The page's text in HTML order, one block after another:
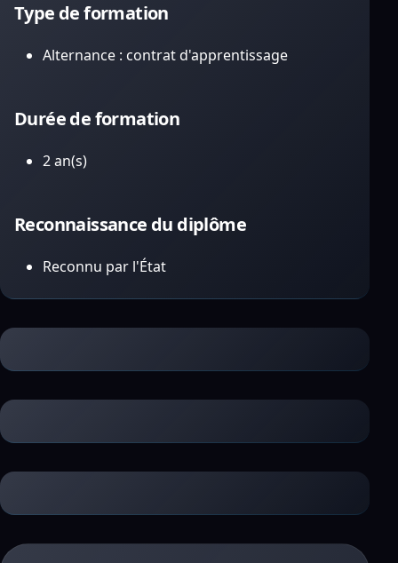
Type de formation
Alternance : contrat d'apprentissage
Durée de formation
2 an(s)
Reconnaissance du diplôme
Reconnu par l'État